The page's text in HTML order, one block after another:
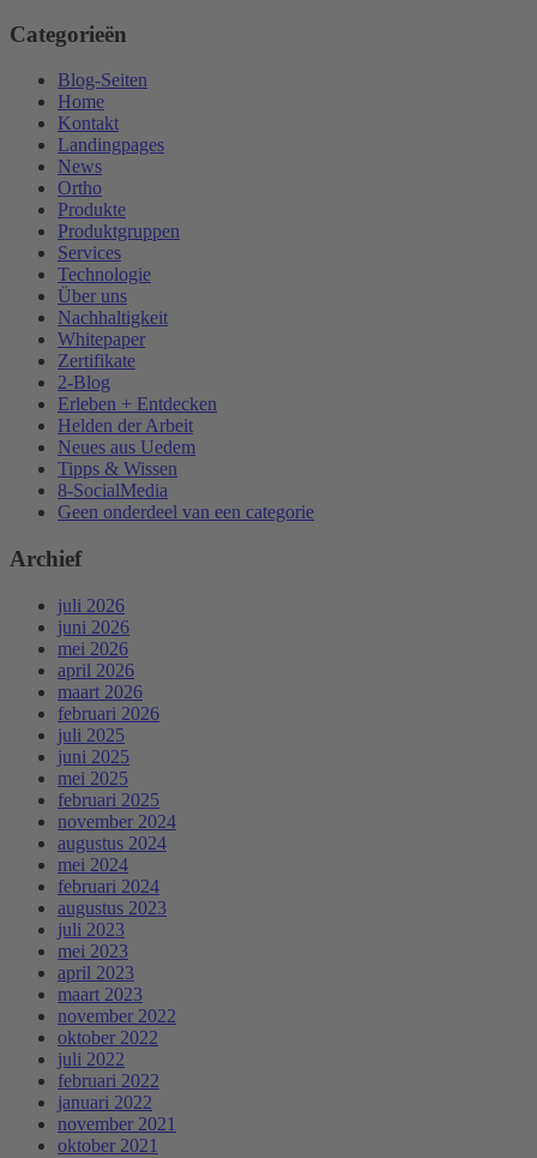
Categorieën
Blog-Seiten
Home
Kontakt
Landingpages
News
Ortho
Produkte
Produktgruppen
Services
Technologie
Über uns
Nachhaltigkeit
Whitepaper
Zertifikate
2-Blog
Erleben + Entdecken
Helden der Arbeit
Neues aus Uedem
Tipps & Wissen
8-SocialMedia
Geen onderdeel van een categorie
Archief
juli 2026
juni 2026
mei 2026
april 2026
maart 2026
februari 2026
juli 2025
juni 2025
mei 2025
februari 2025
november 2024
augustus 2024
mei 2024
februari 2024
augustus 2023
juli 2023
mei 2023
april 2023
maart 2023
november 2022
oktober 2022
juli 2022
februari 2022
januari 2022
november 2021
oktober 2021